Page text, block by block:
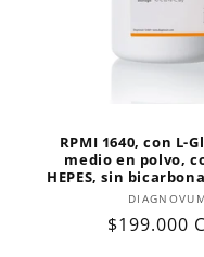
RPMI 1640, con L-
medio en polvo,
HEPES, sin
DIAGNOVUM
Precio
$199.000